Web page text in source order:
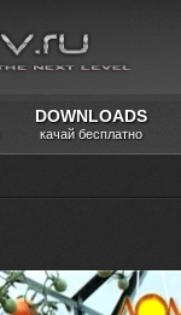
DOWNLOADS
качай бесплатно